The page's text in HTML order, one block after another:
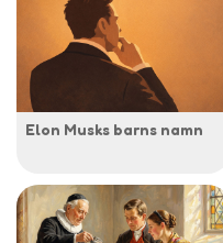
Elon Musks barns namn